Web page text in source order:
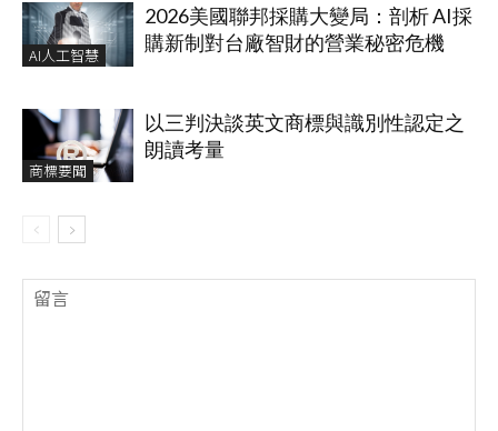
AI人工智慧
2026美國聯邦採購大變局：剖析 AI採
購新制對台廠智財的營業秘密危機
商標要聞
以三判決談英文商標與識別性認定之
朗讀考量